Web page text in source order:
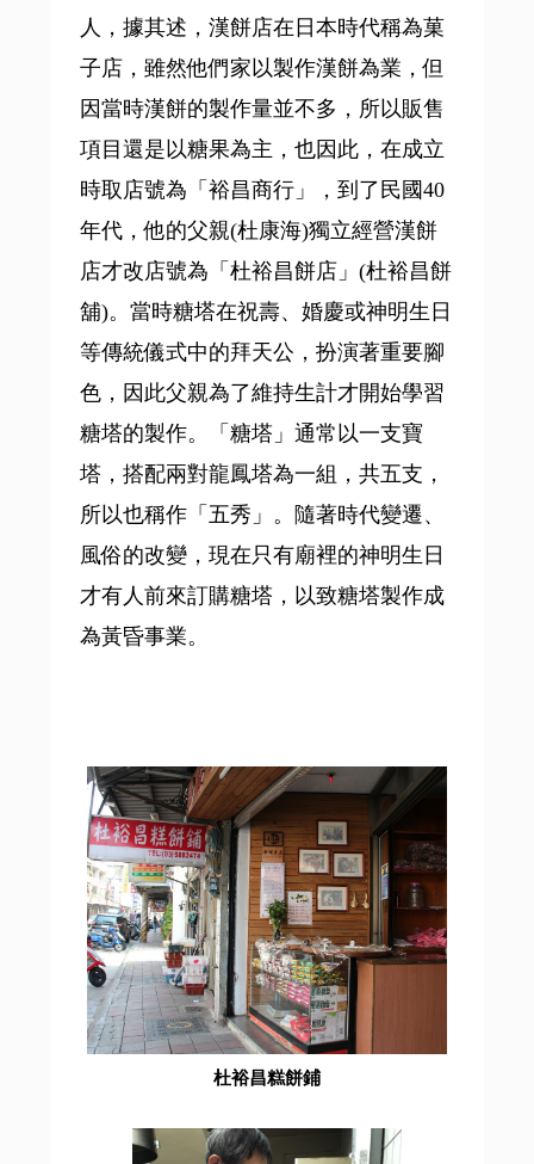
人，據其述，漢餅店在日本時代稱為菓
子店，雖然他們家以製作漢餅為業，但
因當時漢餅的製作量並不多，所以販售
項目還是以糖果為主，也因此，在成立
時取店號為「裕昌商行」，到了民國40
年代，他的父親(杜康海)獨立經營漢餅
店才改店號為「杜裕昌餅店」(杜裕昌餅
舖)。當時糖塔在祝壽、婚慶或神明生日
等傳統儀式中的拜天公，扮演著重要腳
色，因此父親為了維持生計才開始學習
糖塔的製作。「糖塔」通常以一支寶
塔，搭配兩對龍鳳塔為一組，共五支，
所以也稱作「五秀」。隨著時代變遷、
風俗的改變，現在只有廟裡的神明生日
才有人前來訂購糖塔，以致糖塔製作成
為黃昏事業。
杜裕昌糕餅鋪